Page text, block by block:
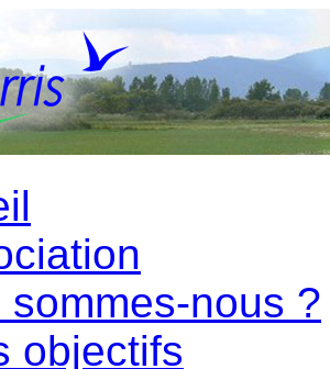
sommes-nous ?
objectifs